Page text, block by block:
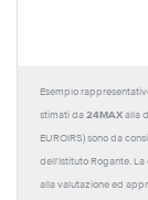
Esempio
stimati da 24MAX alla
EUROIRS) sono da
dell'Istituto Rogante.
alla valutazione ed